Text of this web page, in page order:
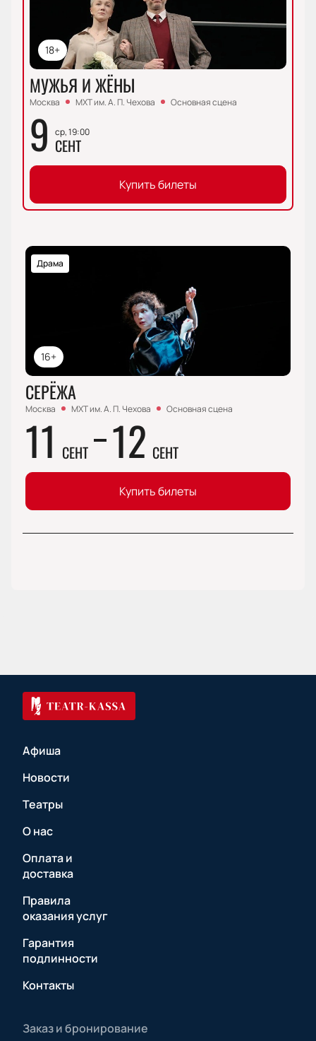
18+
МУЖЬЯ И ЖЁНЫ
Москва МХТ им. А. П. Чехова Основная сцена
9 ср, 19:00
СЕНТ
Купить билеты
16+
Драма
СЕРЁЖА
Москва МХТ им. А. П. Чехова Основная сцена
11 СЕНТ 12 СЕНТ
Купить билеты
Афиша
Новости
Театры
О нас
Оплата и
доставка
Правила
оказания услуг
Гарантия
подлинности
Контакты
Заказ и бронирование